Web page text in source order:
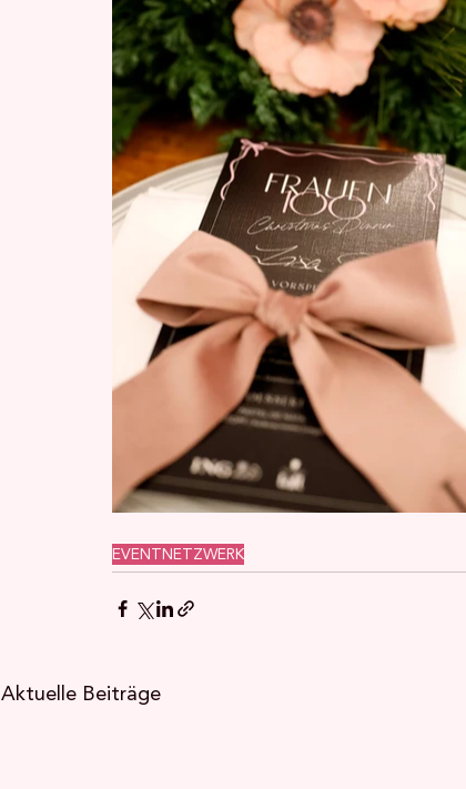
EVENTNETZWERK
Aktuelle Beiträge